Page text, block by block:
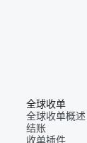
全球收单
全球收单概述
结账
收单插件